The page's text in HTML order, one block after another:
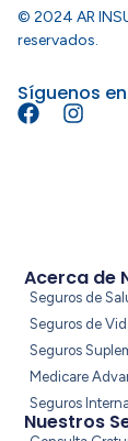
© 2024 AR
reservados.
Síguenos
Acerca de
Seguros de
Seguros de
Seguros
Medicare
Seguros
Nuestros